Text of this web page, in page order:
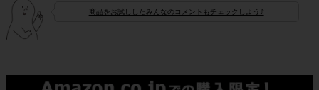
商品をお試ししたみんなのコメントもチェックしよう♪